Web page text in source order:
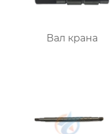
Вал крана